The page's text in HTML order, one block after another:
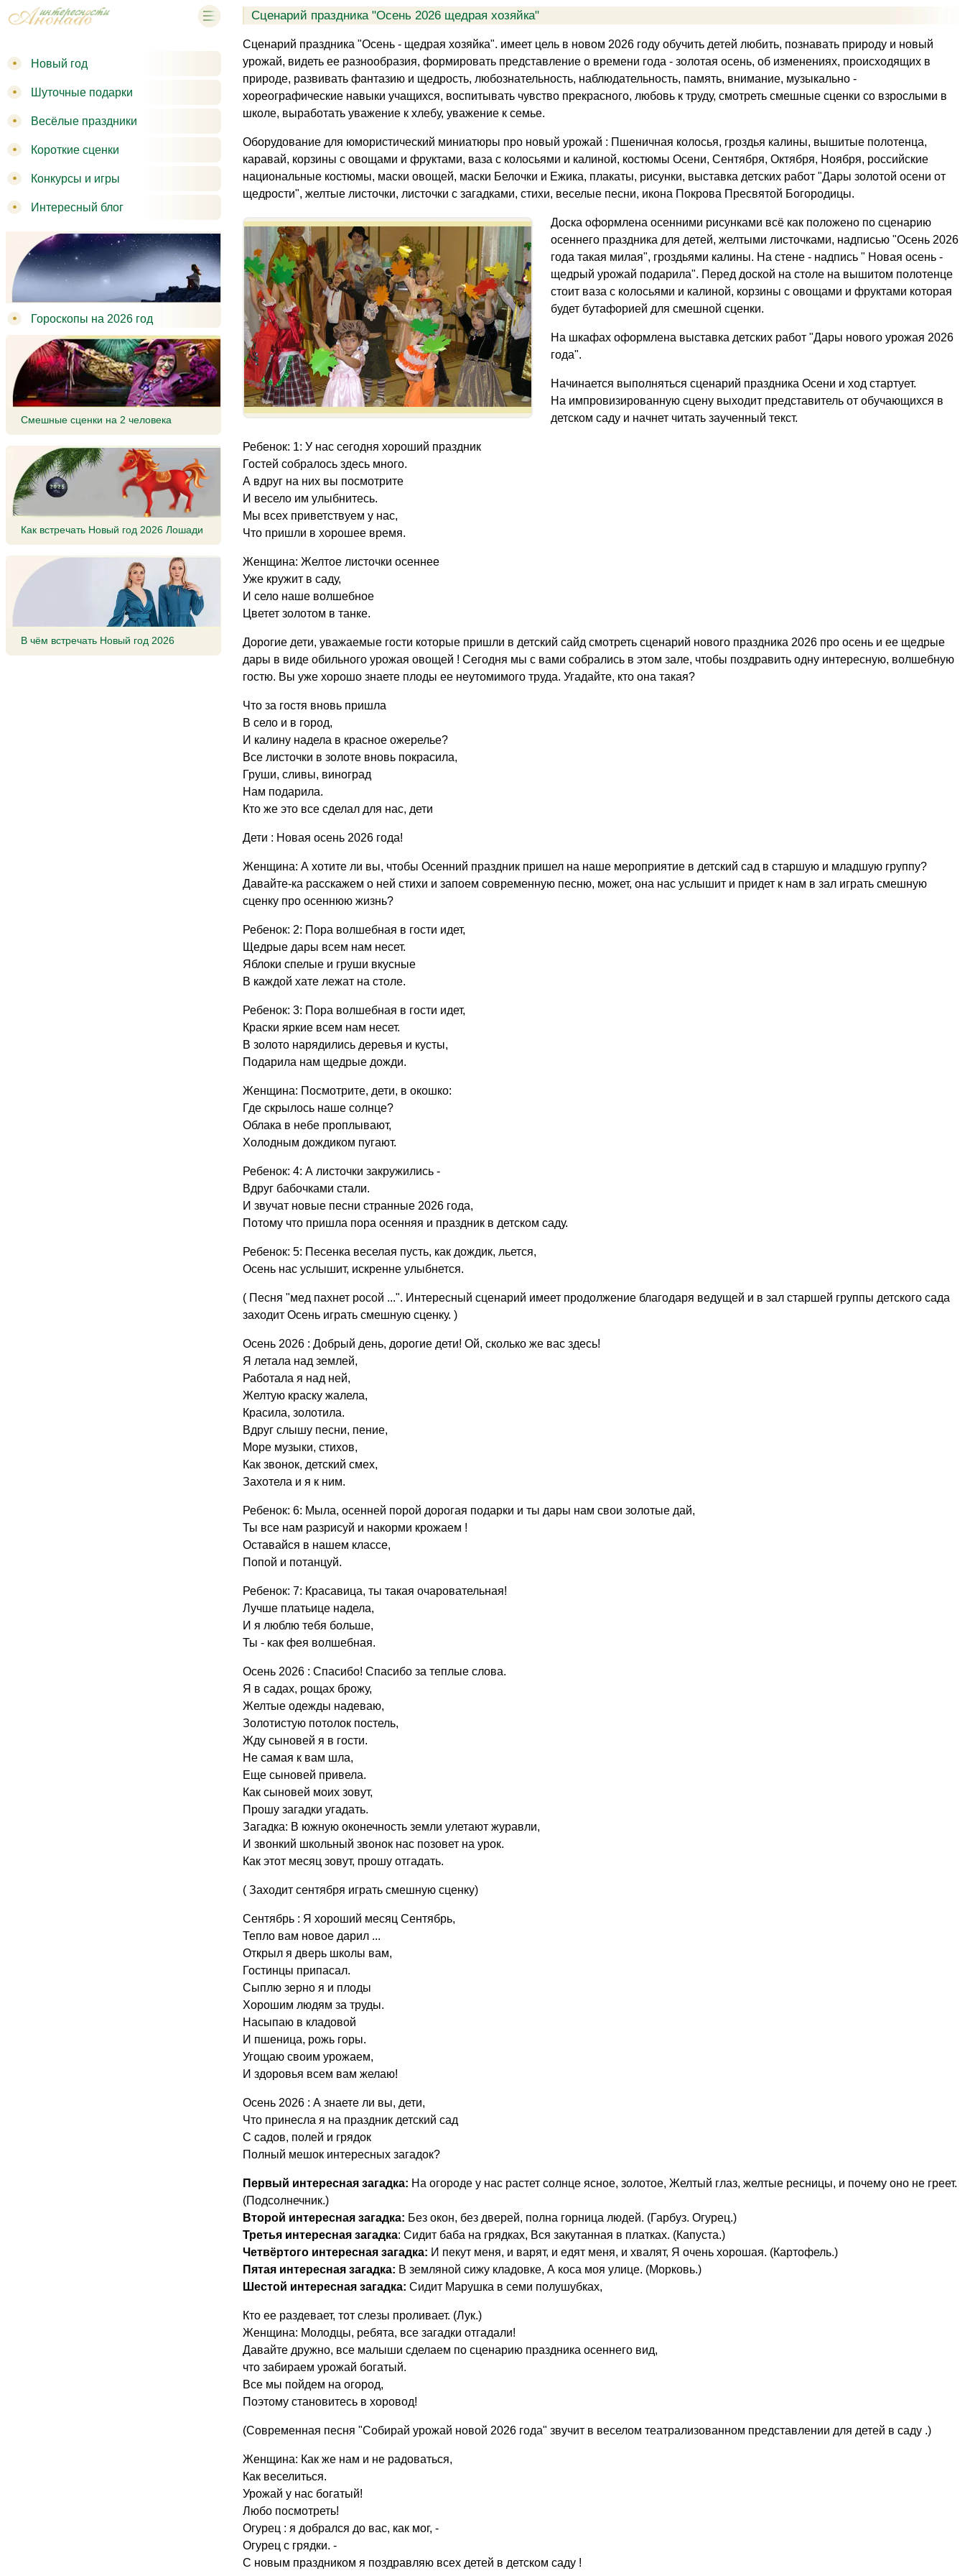
Сценарий праздника "Осень 2026 щедрая хозяйка"
Сценарий праздника "Осень - щедрая хозяйка". имеет цель в новом 2026 году обучить детей любить, познавать природу и новый
урожай, видеть ее разнообразия, формировать представление о времени года - золотая осень, об изменениях, происходящих в
природе, развивать фантазию и щедрость, любознательность, наблюдательность, память, внимание, музыкально -
хореографические навыки учащихся, воспитывать чувство прекрасного, любовь к труду, смотреть смешные сценки со взрослыми в
школе, выработать уважение к хлебу, уважение к семье.
Оборудование для юмористический миниатюры про новый урожай : Пшеничная колосья, гроздья калины, вышитые полотенца,
каравай, корзины с овощами и фруктами, ваза с колосьями и калиной, костюмы Осени, Сентября, Октября, Ноября, российские
национальные костюмы, маски овощей, маски Белочки и Ежика, плакаты, рисунки, выставка детских работ "Дары золотой осени от
щедрости", желтые листочки, листочки с загадками, стихи, веселые песни, икона Покрова Пресвятой Богородицы.
Доска оформлена осенними рисунками всё как положено по сценарию
осеннего праздника для детей, желтыми листочками, надписью "Осень 2026
года такая милая", гроздьями калины. На стене - надпись " Новая осень -
щедрый урожай подарила". Перед доской на столе на вышитом полотенце
стоит ваза с колосьями и калиной, корзины с овощами и фруктами которая
будет бутафорией для смешной сценки.
На шкафах оформлена выставка детских работ "Дары нового урожая 2026
года".
Начинается выполняться сценарий праздника Осени и ход стартует.
На импровизированную сцену выходит представитель от обучающихся в
детском саду и начнет читать заученный текст.
Ребенок: 1: У нас сегодня хороший праздник
Гостей собралось здесь много.
А вдруг на них вы посмотрите
И весело им улыбнитесь.
Мы всех приветствуем у нас,
Что пришли в хорошее время.
Женщина: Желтое листочки осеннее
Уже кружит в саду,
И село наше волшебное
Цветет золотом в танке.
Дорогие дети, уважаемые гости которые пришли в детский сайд смотреть сценарий нового праздника 2026 про осень и ее щедрые
дары в виде обильного урожая овощей ! Сегодня мы с вами собрались в этом зале, чтобы поздравить одну интересную, волшебную
гостю. Вы уже хорошо знаете плоды ее неутомимого труда. Угадайте, кто она такая?
Что за гостя вновь пришла
В село и в город,
И калину надела в красное ожерелье?
Все листочки в золоте вновь покрасила,
Груши, сливы, виноград
Нам подарила.
Кто же это все сделал для нас, дети
Дети : Новая осень 2026 года!
Женщина: А хотите ли вы, чтобы Осенний праздник пришел на наше мероприятие в детский сад в старшую и младшую группу?
Давайте-ка расскажем о ней стихи и запоем современную песню, может, она нас услышит и придет к нам в зал играть смешную
сценку про осеннюю жизнь?
Ребенок: 2: Пора волшебная в гости идет,
Щедрые дары всем нам несет.
Яблоки спелые и груши вкусные
В каждой хате лежат на столе.
Ребенок: 3: Пора волшебная в гости идет,
Краски яркие всем нам несет.
В золото нарядились деревья и кусты,
Подарила нам щедрые дожди.
Женщина: Посмотрите, дети, в окошко:
Где скрылось наше солнце?
Облака в небе проплывают,
Холодным дождиком пугают.
Ребенок: 4: А листочки закружились -
Вдруг бабочками стали.
И звучат новые песни странные 2026 года,
Потому что пришла пора осенняя и праздник в детском саду.
Ребенок: 5: Песенка веселая пусть, как дождик, льется,
Осень нас услышит, искренне улыбнется.
( Песня "мед пахнет росой ...". Интересный сценарий имеет продолжение благодаря ведущей и в зал старшей группы детского сада
заходит Осень играть смешную сценку. )
Осень 2026 : Добрый день, дорогие дети! Ой, сколько же вас здесь!
Я летала над землей,
Работала я над ней,
Желтую краску жалела,
Красила, золотила.
Вдруг слышу песни, пение,
Море музыки, стихов,
Как звонок, детский смех,
Захотела и я к ним.
Ребенок: 6: Мыла, осенней порой дорогая подарки и ты дары нам свои золотые дай,
Ты все нам разрисуй и накорми крожаем !
Оставайся в нашем классе,
Попой и потанцуй.
Ребенок: 7: Красавица, ты такая очаровательная!
Лучше платьице надела,
И я люблю тебя больше,
Ты - как фея волшебная.
Осень 2026 : Спасибо! Спасибо за теплые слова.
Я в садах, рощах брожу,
Желтые одежды надеваю,
Золотистую потолок постель,
Жду сыновей я в гости.
Не самая к вам шла,
Еще сыновей привела.
Как сыновей моих зовут,
Прошу загадки угадать.
Загадка: В южную оконечность земли улетают журавли,
И звонкий школьный звонок нас позовет на урок.
Как этот месяц зовут, прошу отгадать.
( Заходит сентября играть смешную сценку)
Сентябрь : Я хороший месяц Сентябрь,
Тепло вам новое дарил ...
Открыл я дверь школы вам,
Гостинцы припасал.
Сыплю зерно я и плоды
Хорошим людям за труды.
Насыпаю в кладовой
И пшеница, рожь горы.
Угощаю своим урожаем,
И здоровья всем вам желаю!
Осень 2026 : А знаете ли вы, дети,
Что принесла я на праздник детский сад
С садов, полей и грядок
Полный мешок интересных загадок?
Первый интересная загадка: На огороде у нас растет солнце ясное, золотое, Желтый глаз, желтые ресницы, и почему оно не греет.
(Подсолнечник.)
Второй интересная загадка: Без окон, без дверей, полна горница людей. (Гарбуз. Огурец.)
Третья интересная загадка: Сидит баба на грядках, Вся закутанная в платках. (Капуста.)
Четвёртого интересная загадка: И пекут меня, и варят, и едят меня, и хвалят, Я очень хорошая. (Картофель.)
Пятая интересная загадка: В земляной сижу кладовке, А коса моя улице. (Морковь.)
Шестой интересная загадка: Сидит Марушка в семи полушубках,
Кто ее раздевает, тот слезы проливает. (Лук.)
Женщина: Молодцы, ребята, все загадки отгадали!
Давайте дружно, все малыши сделаем по сценарию праздника осеннего вид,
что забираем урожай богатый.
Все мы пойдем на огород,
Поэтому становитесь в хоровод!
(Современная песня "Собирай урожай новой 2026 года" звучит в веселом театрализованном представлении для детей в саду .)
Женщина: Как же нам и не радоваться,
Как веселиться.
Урожай у нас богатый!
Любо посмотреть!
Огурец : я добрался до вас, как мог, -
Огурец с грядки. -
С новым праздником я поздравляю всех детей в детском саду !
Новый год
Шуточные подарки
Весёлые праздники
Короткие сценки
Конкурсы и игры
Интересный блог
Гороскопы на 2026 год
Смешные сценки на 2 человека
Как встречать Новый год 2026 Лошади
В чём встречать Новый год 2026